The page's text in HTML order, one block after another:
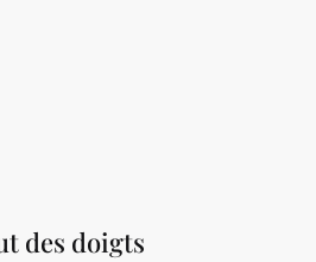
des doigts